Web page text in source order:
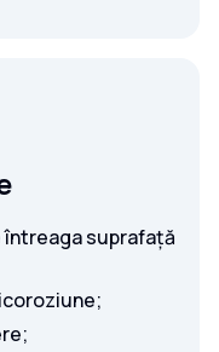
suprafață